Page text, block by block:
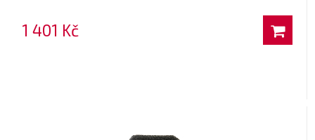
1 401 Kč